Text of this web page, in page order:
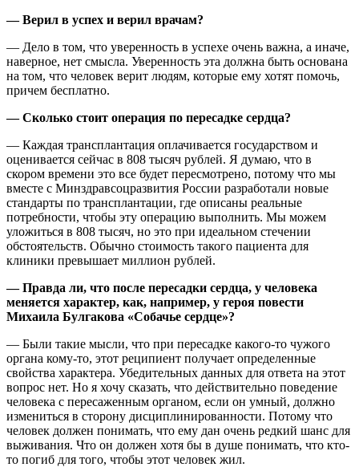
— Верил в успех и верил врачам?
— Дело в том, что уверенность в успехе очень важна, а иначе,
наверное, нет смысла. Уверенность эта должна быть основана
на том, что человек верит людям, которые ему хотят помочь,
причем бесплатно.
— Сколько стоит операция по пересадке сердца?
— Каждая трансплантация оплачивается государством и
оценивается сейчас в 808 тысяч рублей. Я думаю, что в
скором времени это все будет пересмотрено, потому что мы
вместе с Минздравсоцразвития России разработали новые
стандарты по трансплантации, где описаны реальные
потребности, чтобы эту операцию выполнить. Мы можем
уложиться в 808 тысяч, но это при идеальном стечении
обстоятельств. Обычно стоимость такого пациента для
клиники превышает миллион рублей.
— Правда ли, что после пересадки сердца, у человека
меняется характер, как, например, у героя повести
Михаила Булгакова «Собачье сердце»?
— Были такие мысли, что при пересадке какого-то чужого
органа кому-то, этот реципиент получает определенные
свойства характера. Убедительных данных для ответа на этот
вопрос нет. Но я хочу сказать, что действительно поведение
человека с пересаженным органом, если он умный, должно
измениться в сторону дисциплинированности. Потому что
человек должен понимать, что ему дан очень редкий шанс для
выживания. Что он должен хотя бы в душе понимать, что кто-
то погиб для того, чтобы этот человек жил.